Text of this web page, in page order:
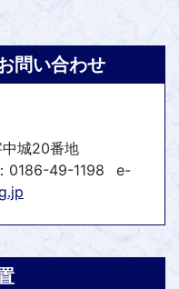
問い合わせ
城20番地
0186-49-1198
e-